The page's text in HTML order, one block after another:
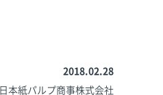
2018.02.28
日本紙パルプ商事株式会社